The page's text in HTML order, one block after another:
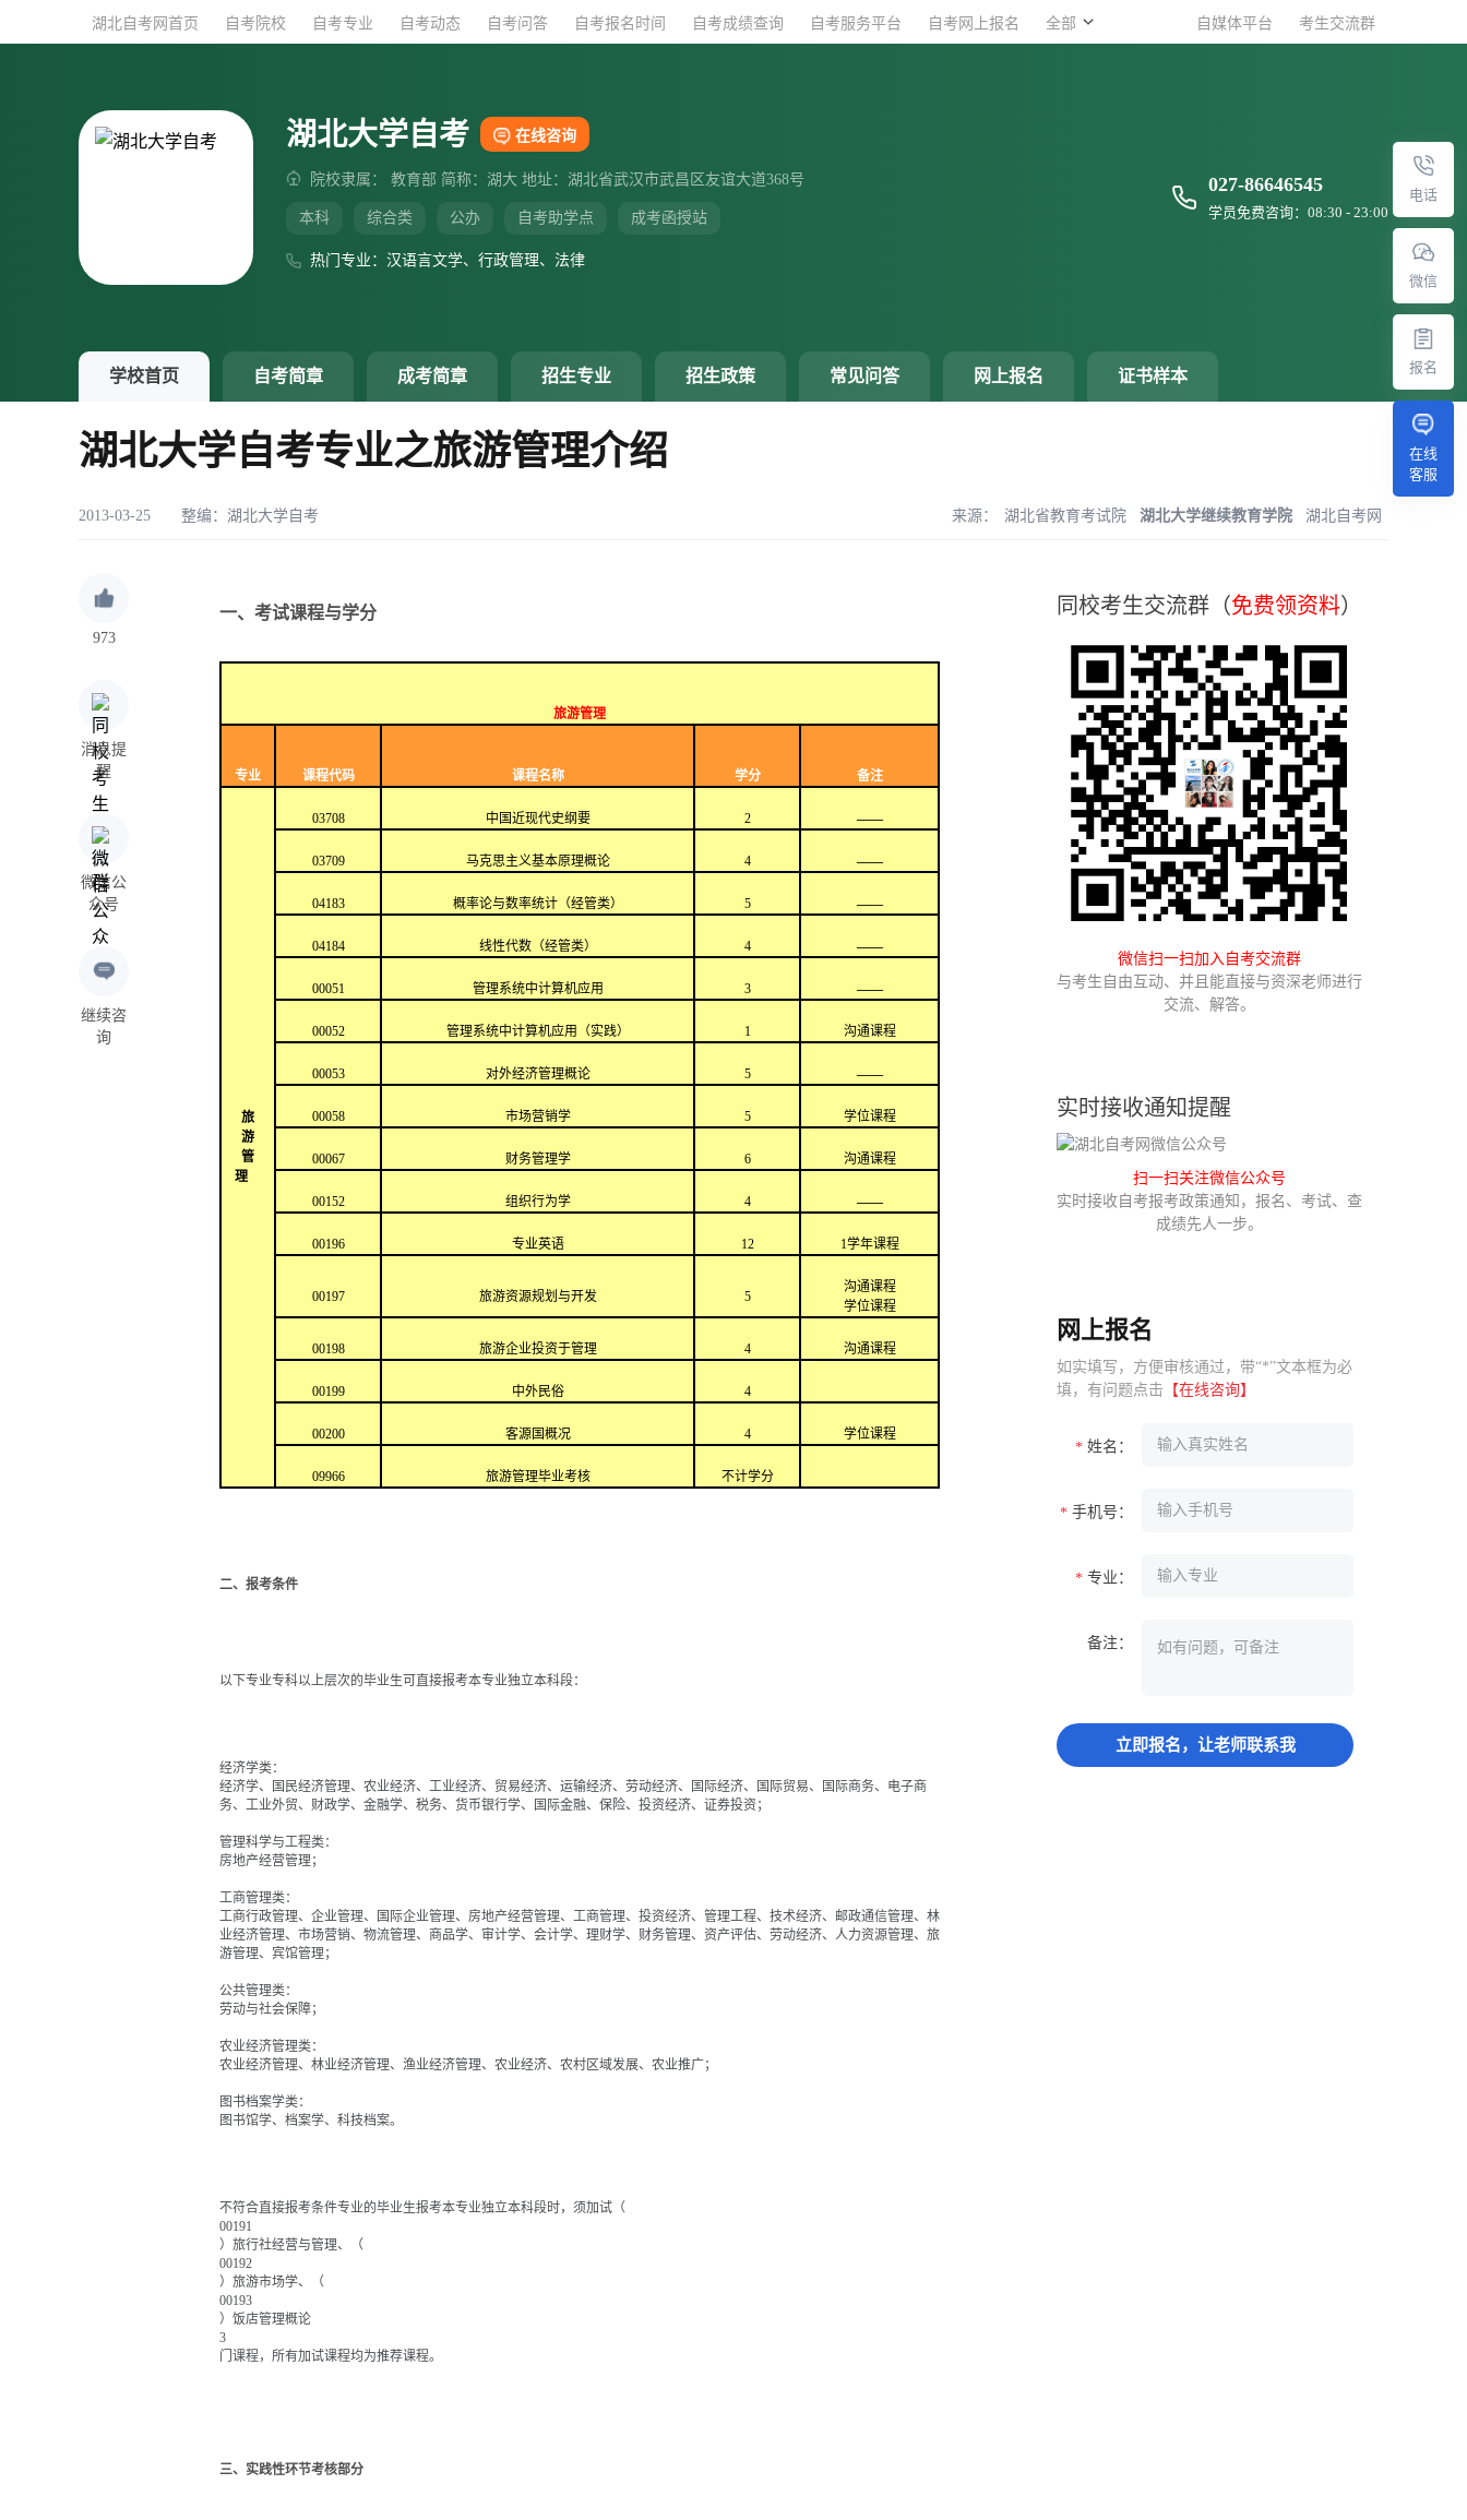
湖北自考网首页 自考院校 自考专业 自考动态 自考问答 自考报名时间 自考成绩查询 自考服务平台 自考网上报名 全部 自媒体平台 考生交流群
湖北大学自考 在线咨询
院校隶属： 教育部 简称：湖大 地址：湖北省武汉市武昌区友谊大道368号
本科 综合类 公办 自考助学点 成考函授站
热门专业：汉语言文学、行政管理、法律
027-86646545
学员免费咨询：08:30 - 23:00
学校首页 自考简章 成考简章 招生专业 招生政策 常见问答 网上报名 证书样本
电话
微信
报名
在线
客服
湖北大学自考专业之旅游管理介绍
2013-03-25 整编： 湖北大学自考 来源： 湖北省教育考试院 湖北大学继续教育学院 湖北自考网
973
消息提
醒
微信公
众号
继续咨
询
一、考试课程与学分
旅游管理
专业 课程代码 课程名称 学分 备注
旅
游
管
理
03708 中国近现代史纲要 2 ——
03709 马克思主义基本原理概论 4 ——
04183 概率论与数率统计（经管类） 5 ——
04184 线性代数（经管类） 4 ——
00051 管理系统中计算机应用 3 ——
00052 管理系统中计算机应用（实践） 1 沟通课程
00053 对外经济管理概论 5 ——
00058 市场营销学 5 学位课程
00067 财务管理学 6 沟通课程
00152 组织行为学 4 ——
00196 专业英语 12 1学年课程
00197 旅游资源规划与开发 5
沟通课程
学位课程
00198 旅游企业投资于管理 4 沟通课程
00199 中外民俗 4
00200 客源国概况 4 学位课程
09966 旅游管理毕业考核 不计学分
二、报考条件
以下专业专科以上层次的毕业生可直接报考本专业独立本科段：
经济学类：
经济学、国民经济管理、农业经济、工业经济、贸易经济、运输经济、劳动经济、国际经济、国际贸易、国际商务、电子商
务、工业外贸、财政学、金融学、税务、货币银行学、国际金融、保险、投资经济、证券投资；
管理科学与工程类：
房地产经营管理；
工商管理类：
工商行政管理、企业管理、国际企业管理、房地产经营管理、工商管理、投资经济、管理工程、技术经济、邮政通信管理、林
业经济管理、市场营销、物流管理、商品学、审计学、会计学、理财学、财务管理、资产评估、劳动经济、人力资源管理、旅
游管理、宾馆管理；
公共管理类：
劳动与社会保障；
农业经济管理类：
农业经济管理、林业经济管理、渔业经济管理、农业经济、农村区域发展、农业推广；
图书档案学类：
图书馆学、档案学、科技档案。
不符合直接报考条件专业的毕业生报考本专业独立本科段时，须加试（
00191
）旅行社经营与管理、（
00192
）旅游市场学、（
00193
）饭店管理概论
3
门课程，所有加试课程均为推荐课程。
三、实践性环节考核部分
同校考生交流群（免费领资料）
微信扫一扫加入自考交流群
与考生自由互动、并且能直接与资深老师进行
交流、解答。
湖北自考网首页 自考院校 自考专业 自考动态 自考问答 自考报名时间 自考成绩查询 自考服务平台 自考网上报名 全部 自媒体平台 考生交流群
实时接收通知提醒
扫一扫关注微信公众号
实时接收自考报考政策通知，报名、考试、查
成绩先人一步。
网上报名
如实填写，方便审核通过，带“*”文本框为必
填，有问题点击 【在线咨询】
* 姓名：
* 手机号：
* 专业：
备注：